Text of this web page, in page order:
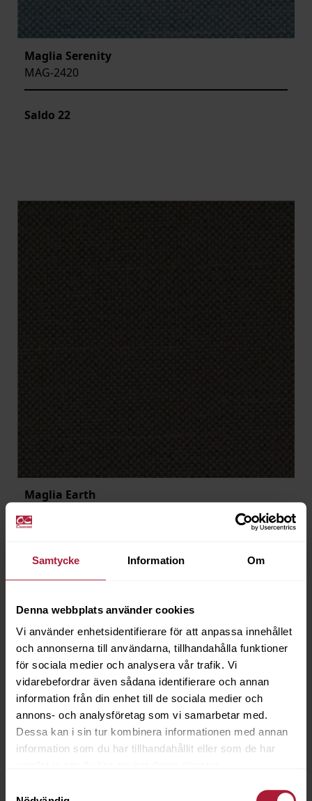
Samtycke Information Om
Denna webbplats använder cookies
Vi använder enhetsidentifierare för att anpassa innehållet
och annonserna till användarna, tillhandahålla funktioner
för sociala medier och analysera vår trafik. Vi
vidarebefordrar även sådana identifierare och annan
information från din enhet till de sociala medier och
annons- och analysföretag som vi samarbetar med.
Dessa kan i sin tur kombinera informationen med annan
information som du har tillhandahållit eller som de har
Maglia Serenity
MAG-2420
Saldo 22
Maglia Earth
Beställningsvara